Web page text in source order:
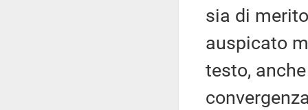
sia di
auspicato
testo,